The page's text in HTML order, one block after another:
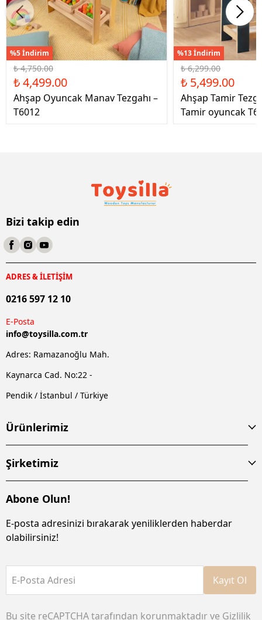
%5 İndirim
₺ 4,750.00
₺ 4,499.00
Ahşap Oyuncak Manav Tezgahı –
T6012
%13 İndirim
₺ 6,299.00
₺ 5,499.00
Ahşap Tamir
Tamir oyuncak
Bizi takip edin
ADRES & İLETİŞİM
0216 597 12 10
E-Posta
info@toysilla.com.tr
Adres: Ramazanoğlu Mah.
Kaynarca Cad. No:22 -
Pendik / İstanbul / Türkiye
Ürünlerimiz
Şirketimiz
Abone Olun!
E-posta adresinizi bırakarak yeniliklerden haberdar
olabilirsiniz!
E-Posta Adresi Kayıt Ol
Bu site reCAPTCHA tarafından korunmaktadır ve Gizlilik